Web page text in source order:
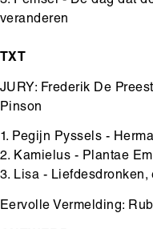
veranderen
TXT
JURY: Frederik De
Pinson
1. Pegijn Pyssels -
2. Kamielus - Plantae
3. Lisa - Liefdesdronken,
Eervolle Vermelding: